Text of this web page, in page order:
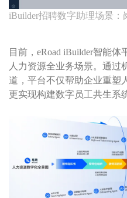
iBuilder招聘数字助理场景：
目前， eRoad iBuilder智能体
人力资源全业务场景。通过
道，平台不仅帮助企业重塑
更实现构建数字员工共生系